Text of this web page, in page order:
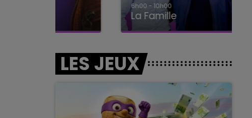
6h00 - 10h00
La Famille
LES JEUX